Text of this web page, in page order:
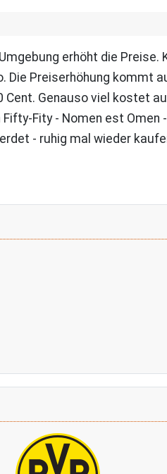
erhöht die
Die Preiserhöhung
Genauso viel kostet
Fity - Nomen est
- ruhig mal wieder